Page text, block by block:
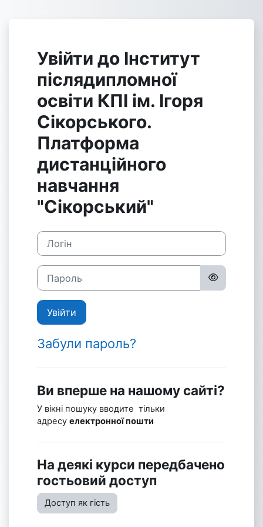
Увійти до Інститут
післядипломної
освіти КПІ ім. Ігоря
Сікорського.
Платформа
дистанційного
навчання
"Сікорський"
Логін
Пароль
Увійти
Забули пароль?
Ви вперше на нашому сайті?
У вікні пошуку вводите тільки
адресу електронної пошти
На деякі курси передбачено
гостьовий доступ
Доступ як гість